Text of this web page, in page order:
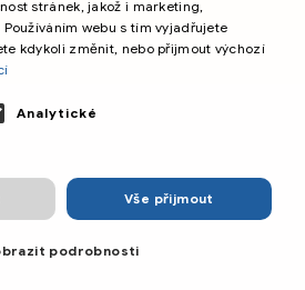
Cestování
Media s.r.o.
stránek, jakož i marketing,
webu s tím vyjadřujete
kdykoli změnit, nebo přijmout výchozí
Analytické
Vše přijmout
podrobnosti